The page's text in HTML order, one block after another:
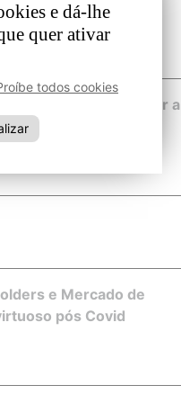
organizações: liderar a
e Mercado de
pós Covid
e dá-lhe
quer ativar
todos cookies